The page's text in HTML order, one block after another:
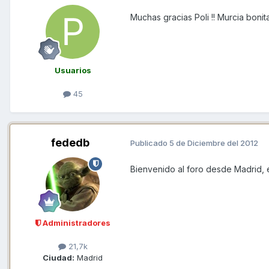
Usuarios
45
Muchas gracias Poli !! Murcia
fededb
Administradores
21,7k
Ciudad: Madrid
Publicado 5 de Diciembre del 2012
Bienvenido al foro desde Madrid,